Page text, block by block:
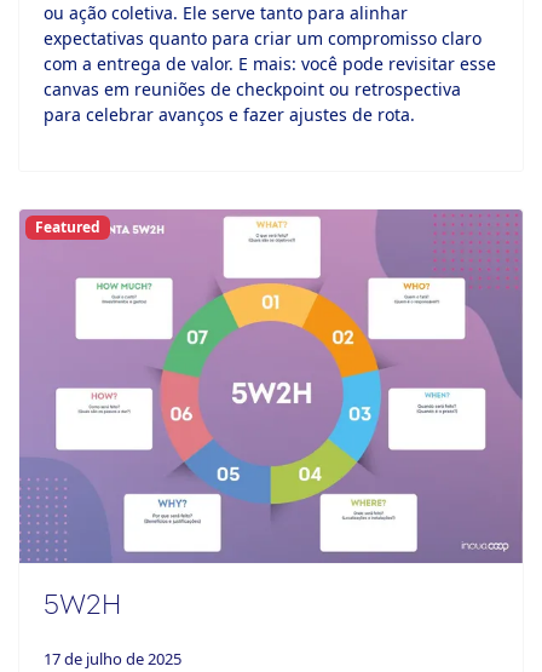
ou ação coletiva. Ele serve tanto para alinhar
expectativas quanto para criar um compromisso claro
com a entrega de valor. E mais: você pode revisitar esse
canvas em reuniões de checkpoint ou retrospectiva
para celebrar avanços e fazer ajustes de rota.
Featured
5W2H
17 de julho de 2025